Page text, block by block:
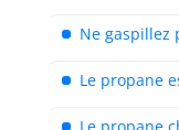
Ne gaspillez
Le propane